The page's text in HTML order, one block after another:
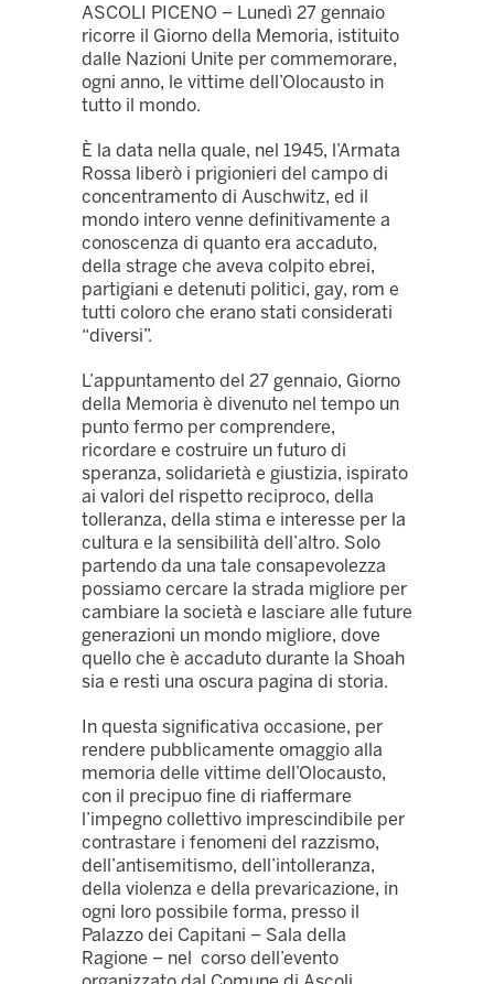
ASCOLI PICENO – Lunedì 27 gennaio
ricorre il Giorno della Memoria, istituito
dalle Nazioni Unite per commemorare,
ogni anno, le vittime dell’Olocausto in
tutto il mondo.
È la data nella quale, nel 1945, l’Armata
Rossa liberò i prigionieri del campo di
concentramento di Auschwitz, ed il
mondo intero venne definitivamente a
conoscenza di quanto era accaduto,
della strage che aveva colpito ebrei,
partigiani e detenuti politici, gay, rom e
tutti coloro che erano stati considerati
“diversi”.
L’appuntamento del 27 gennaio, Giorno
della Memoria è divenuto nel tempo un
punto fermo per comprendere,
ricordare e costruire un futuro di
speranza, solidarietà e giustizia, ispirato
ai valori del rispetto reciproco, della
tolleranza, della stima e interesse per la
cultura e la sensibilità dell’altro. Solo
partendo da una tale consapevolezza
possiamo cercare la strada migliore per
cambiare la società e lasciare alle future
generazioni un mondo migliore, dove
quello che è accaduto durante la Shoah
sia e resti una oscura pagina di storia.
In questa significativa occasione, per
rendere pubblicamente omaggio alla
memoria delle vittime dell’Olocausto,
con il precipuo fine di riaffermare
l’impegno collettivo imprescindibile per
contrastare i fenomeni del razzismo,
dell’antisemitismo, dell’intolleranza,
della violenza e della prevaricazione, in
ogni loro possibile forma, presso il
Palazzo dei Capitani – Sala della
Ragione – nel corso dell’evento